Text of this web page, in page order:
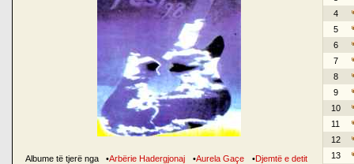
Albume të tjerë nga •Arbërie Hadergjonaj •Aurela Gaçe •Djemtë e detit
4
5
6
7
8
9
10
11
12
13